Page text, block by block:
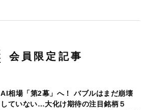
会員限定記事
AI相場「第2幕」へ！ バブルはまだ崩壊
していない…大化け期待の注目銘柄５